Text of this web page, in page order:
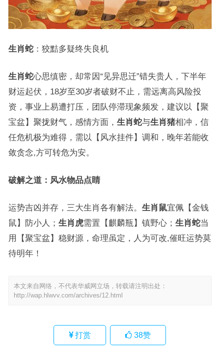
生肖蛇：狡黠多疑终失良机
生肖蛇心思缜密，却常因“见异思迁”错失贵人，下半年
财运起伏，18岁至30岁者破财不止，需远离高风险投
资，事业上易遭打压，团队停滞现象频发，建议以【聚
宝盆】聚拢财气，感情方面， 生肖蛇与生肖猪相冲，信
任危机极为难得，需以【风水挂件】调和，晚年若能收
敛贪念,方可转危为安。
破解之道：风水物品点睛
运势吉凶并存，三大生肖各有解法。 生肖鼠宜佩【金钱
鼠】防小人； 生肖虎需置【麒麟瓶】镇野心； 生肖蛇当
用【聚宝盆】稳财源，命理虽定，人为可改,催旺运势莫
待明年！
本文来自网络，不代表华威网立场，转载请注明出处：
http://wap.hlwvv.com/archives/12.html
打赏 38赞